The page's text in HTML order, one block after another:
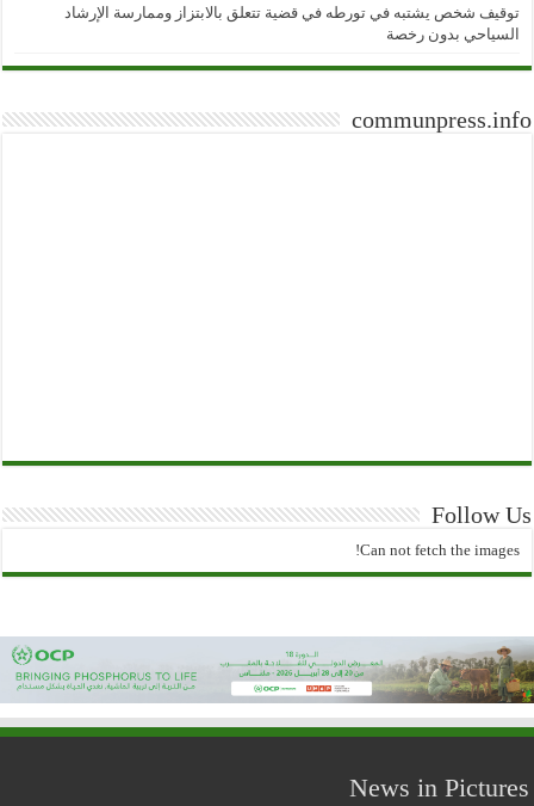
توقيف شخص يشتبه في تورطه في قضية تتعلق بالابتزاز وممارسة الإرشاد
السياحي بدون رخصة
communpress.info
Follow Us
Can not fetch the images!
News in Pictures